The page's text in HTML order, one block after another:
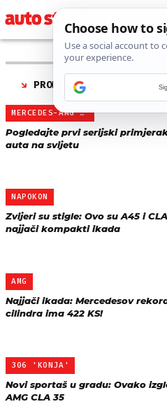
PRONAĐENO 5
MERCEDES-AMG ONE
Pogledajte prvi serijski
auta na svijetu
NAPOKON
Zvijeri su stigle: Ovo su A45 i
najjači kompakti ikada
AMG
Najjači ikada: Mercedesov
cilindra ima 422 KS!
306 'KONJA'
Novi sportaš u gradu: Ovako
AMG CLA 35